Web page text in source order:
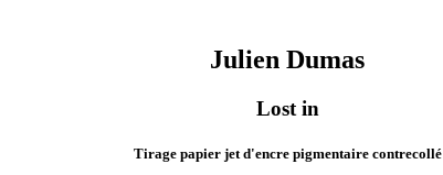
Julien Dumas
Lost in
Tirage papier jet d'encre pigmentaire contrecollé